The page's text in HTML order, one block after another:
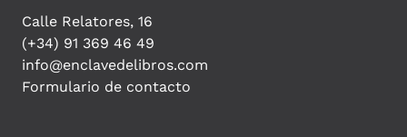
Calle Relatores, 16
(+34) 91 369 46 49
info@enclavedelibros.com
Formulario de contacto